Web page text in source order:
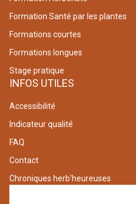
Formation Santé par les plantes
Formations courtes
Formations longues
Stage pratique
INFOS UTILES
Accessibilité
Indicateur qualité
FAQ
Contact
Chroniques herb'heureuses